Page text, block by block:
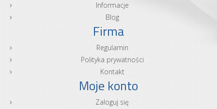
Informacje
Blog
Firma
Regulamin
Polityka prywatności
Kontakt
Moje konto
Zaloguj się